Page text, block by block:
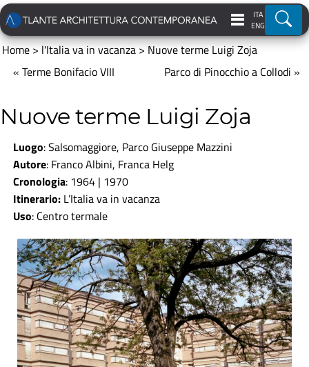
ITA
ENG
Home>l'Italia va in vacanza>Nuove terme Luigi Zoja
« Terme Bonifacio VIII
Parco di Pinocchio a Collodi »
Nuove terme Luigi Zoja
Luogo: Salsomaggiore, Parco Giuseppe Mazzini
Autore: Franco Albini, Franca Helg
Cronologia: 1964 | 1970
Itinerario: L’Italia va in vacanza
Uso: Centro termale